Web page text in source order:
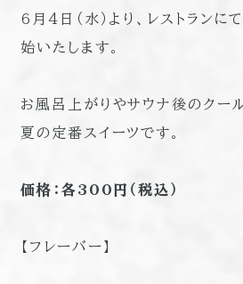
6月4日（水）より、レストランに
始いたします。
お風呂上がりやサウナ後のクー
夏の定番スイーツです。
価格：各300円（税込）
【フレーバー】